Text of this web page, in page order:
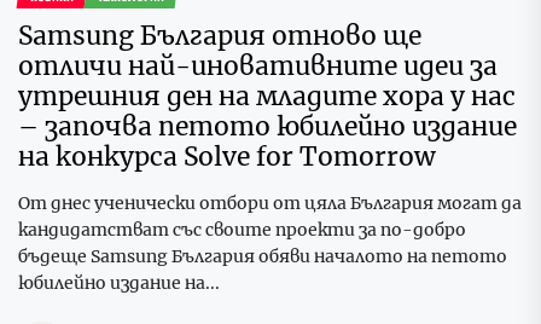
Samsung България отново ще
отличи най-иновативните идеи за
утрешния ден на младите хора у нас
– започва петото юбилейно издание
на конкурса Solve for Tomorrow
От днес ученически отбори от цяла България могат да
кандидатстват със своите проекти за по-добро
бъдеще Samsung България обяви началото на петото
юбилейно издание на...